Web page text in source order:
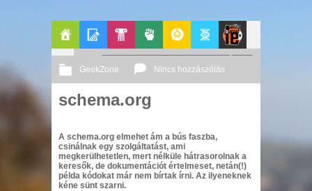
Főoldal Politika
GeekZone Nincs hozzászólás
2012 08. 24.
schema.org
A schema.org elmehet ám a bús faszba,
csinálnak egy szolgáltatást, ami
megkerülhetetlen, mert nélküle hátrasorolnak a
keresők, de dokumentációt értelmeset, netán(!)
példa kódokat már nem bírtak írni. Az ilyeneknek
kéne sünt szarni.